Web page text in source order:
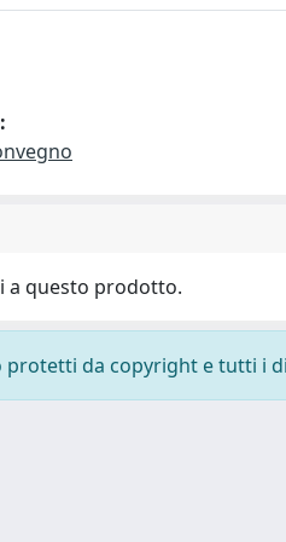
a questo prodotto.
protetti da copyright e tutti i